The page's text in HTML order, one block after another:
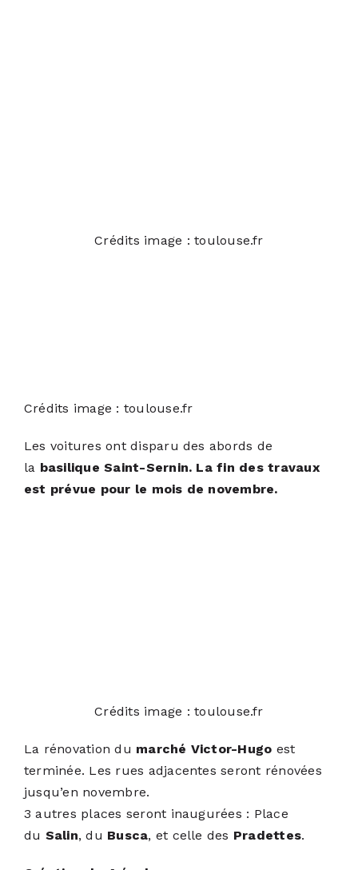
Crédits image : toulouse.fr
Crédits image : toulouse.fr
Les voitures ont disparu des abords de
la basilique Saint-Sernin. La fin des travaux
est prévue pour le mois de novembre.
Crédits image : toulouse.fr
La rénovation du marché Victor-Hugo est
terminée. Les rues adjacentes seront rénovées
jusqu’en novembre.
3 autres places seront inaugurées : Place
du Salin, du Busca, et celle des Pradettes.